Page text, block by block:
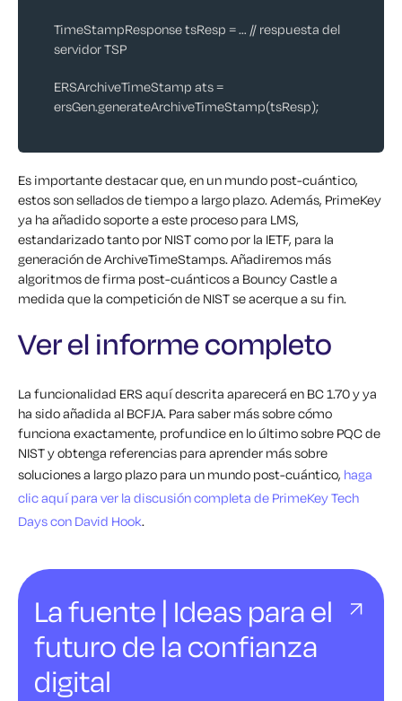
TimeStampResponse tsResp = … // respuesta del
servidor TSP
ERSArchiveTimeStamp ats =
ersGen.generateArchiveTimeStamp(tsResp);
Es importante destacar que, en un mundo post-cuántico,
estos son sellados de tiempo a largo plazo. Además, PrimeKey
ya ha añadido soporte a este proceso para LMS,
estandarizado tanto por NIST como por la IETF, para la
generación de ArchiveTimeStamps. Añadiremos más
algoritmos de firma post-cuánticos a Bouncy Castle a
medida que la competición de NIST se acerque a su fin.
Ver el informe completo
La funcionalidad ERS aquí descrita aparecerá en BC 1.70 y ya
ha sido añadida al BCFJA. Para saber más sobre cómo
funciona exactamente, profundice en lo último sobre PQC de
NIST y obtenga referencias para aprender más sobre
soluciones a largo plazo para un mundo post-cuántico, haga
clic aquí para ver la discusión completa de PrimeKey Tech
Days con David Hook.
La fuente | Ideas para el
futuro de la confianza
digital